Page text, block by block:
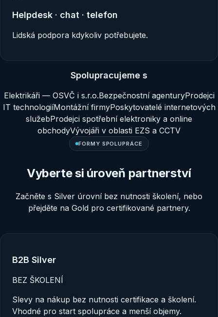
Helpdesk · chat · telefon
Lidská podpora kdykoliv potřebujete.
Spolupracujeme s
Elektrikáři — OSVČ i s.r.o.Bezpečnostní agenturyProdejci
IT technologiíMontážní firmyPoskytovatelé internetových
služebProdejci spotřební elektroniky a online
obchodyVývojáři v oblasti EZS a CCTV
FORMY SPOLUPRÁCE
Vyberte si úroveň partnerství
Začněte s Silver úrovní bez nutnosti školení, nebo
přejděte na Gold pro certifikované partnery.
B2B Silver
BEZ ŠKOLENÍ
Slevy na nákup bez nutnosti certifikace a školení.
Vhodné pro start spolupráce a menší objemy.